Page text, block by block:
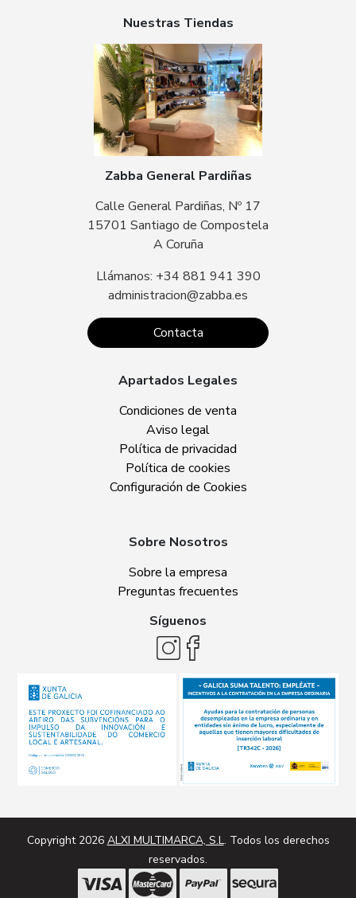
Nuestras Tiendas
Zabba General Pardiñas
Calle General Pardiñas, Nº 17
15701 Santiago de Compostela
A Coruña
Llámanos: +34 881 941 390
administracion@zabba.es
Contacta
Apartados Legales
Condiciones de venta
Aviso legal
Política de privacidad
Política de cookies
Configuración de Cookies
Sobre Nosotros
Sobre la empresa
Preguntas frecuentes
Síguenos
Copyright 2026 ALXI MULTIMARCA, S.L. Todos los derechos
reservados.